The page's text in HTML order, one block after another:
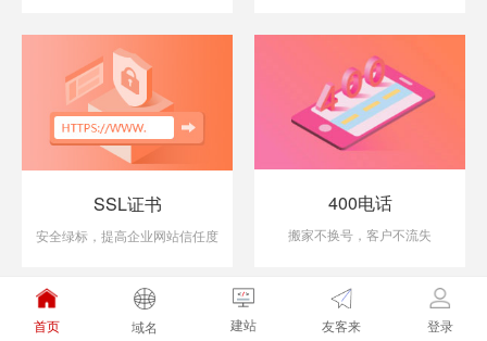
SSL证书
安全绿标，提高企业网站信任度
400电话
搬家不换号，客户不流失
首页 域名 建站 友客来 登录